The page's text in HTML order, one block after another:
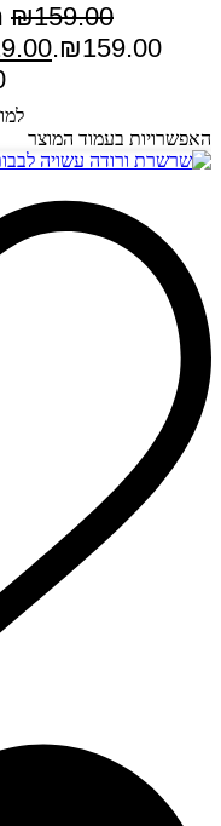
₪159.00
₪159.00.
האפשרויות בעמוד המוצר